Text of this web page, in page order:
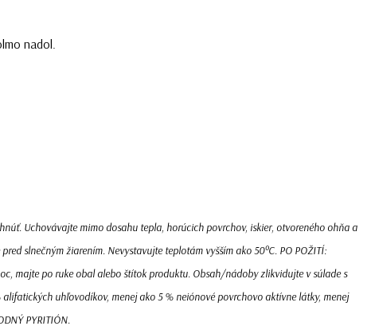
nadol.
Uchovávajte mimo dosahu tepla, horúcich povrchov, iskier, otvoreného ohňa a
slnečným žiarením. Nevystavujte teplotám vyšším ako 50°C. PO POŽITÍ:
majte po ruke obal alebo štítok produktu. Obsah/nádoby zlikvidujte v súlade s
uhľovodíkov, menej ako 5 % neiónové povrchovo aktívne látky, menej
PYRITIÓN.